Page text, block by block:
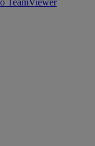
TeamViewer